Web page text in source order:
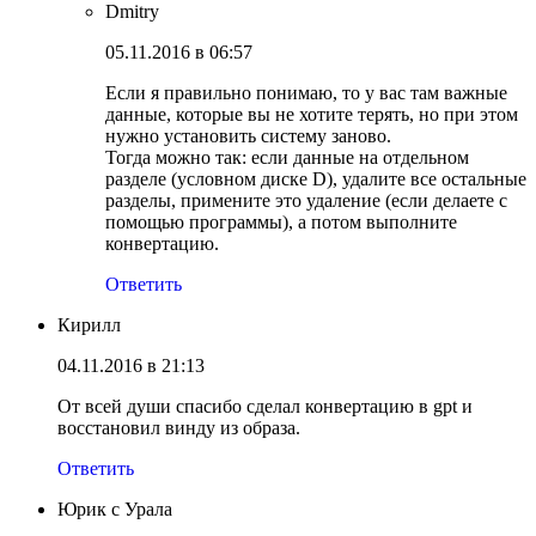
Dmitry
05.11.2016 в 06:57
Если я правильно понимаю, то у вас там важные
данные, которые вы не хотите терять, но при этом
нужно установить систему заново.
Тогда можно так: если данные на отдельном
разделе (условном диске D), удалите все остальные
разделы, примените это удаление (если делаете с
помощью программы), а потом выполните
конвертацию.
Ответить
Кирилл
04.11.2016 в 21:13
От всей души спасибо сделал конвертацию в gpt и
восстановил винду из образа.
Ответить
Юрик с Урала